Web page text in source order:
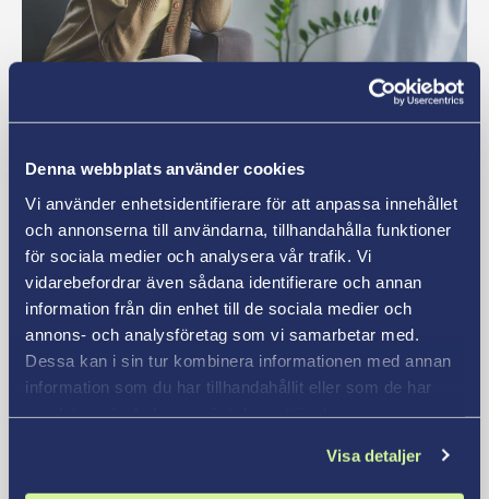
Denna webbplats använder cookies
Vi använder enhetsidentifierare för att anpassa innehållet
och annonserna till användarna, tillhandahålla funktioner
för sociala medier och analysera vår trafik. Vi
vidarebefordrar även sådana identifierare och annan
information från din enhet till de sociala medier och
annons- och analysföretag som vi samarbetar med.
Dessa kan i sin tur kombinera informationen med annan
information som du har tillhandahållit eller som de har
Visa detaljer
Pedagogik/Vård och omsorg
Vad gör en skolkurator?
Läs mer